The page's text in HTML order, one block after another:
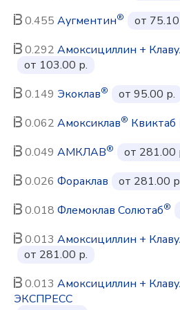
0.455 Аугментин®
от
0.292 Амоксициллин +
от 103.00 р.
0.149 Экоклав®
от 95.00 р.
0.062 Амоксиклав® Квиктаб
0.049 АМКЛАВ®
от 281.00
0.026 Фораклав
от 281.00
0.018 Флемоклав Солютаб®
0.013 Амоксициллин +
от 281.00 р.
0.013 Амоксициллин +
ЭКСПРЕСС